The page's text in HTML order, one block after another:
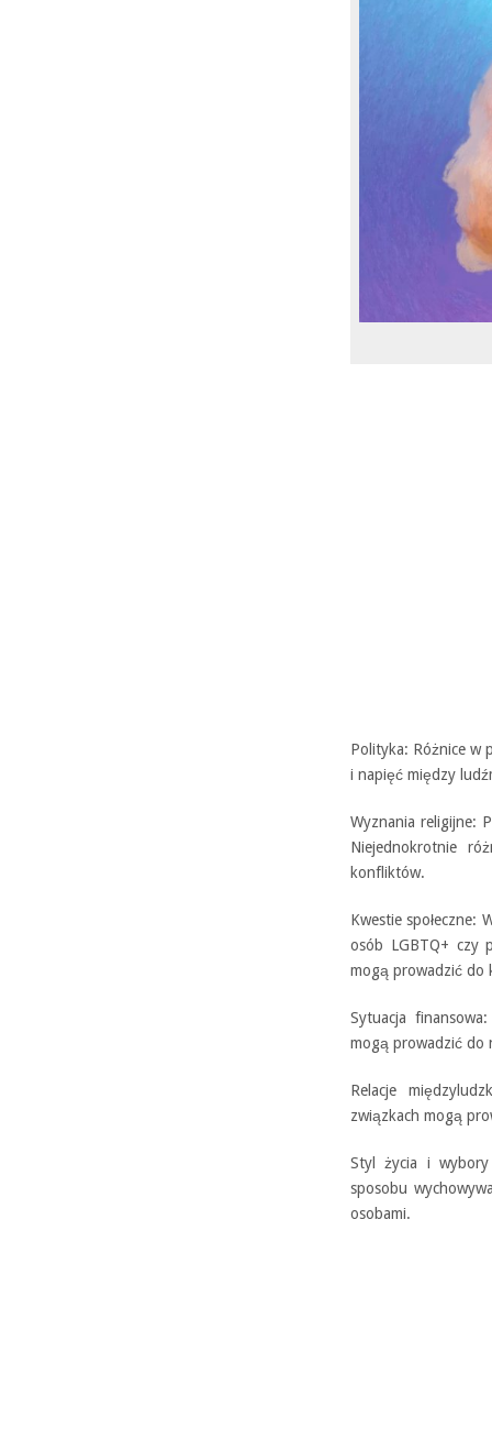
Polityka: Różnice w
i napięć między
Wyznania religijne:
Niejednokrotnie
konfliktów.
Kwestie społeczne:
osób LGBTQ+ czy
mogą prowadzić do
Sytuacja
mogą prowadzić do
Relacje
związkach mogą
Styl życia i
sposobu
osobami.